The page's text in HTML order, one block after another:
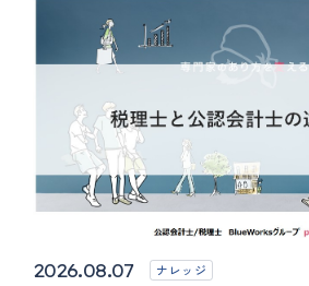
2026.08.07 ナレッジ